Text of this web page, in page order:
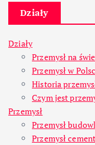
Działy
Działy
Przemysł na
Przemysł w
Historia
Czym jest
Przemysł
Przemysł
Przemysł